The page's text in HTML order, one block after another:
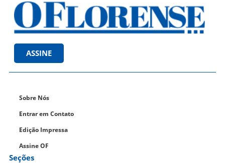
ASSINE
Sobre Nós
Entrar em Contato
Edição Impressa
Assine OF
Seções